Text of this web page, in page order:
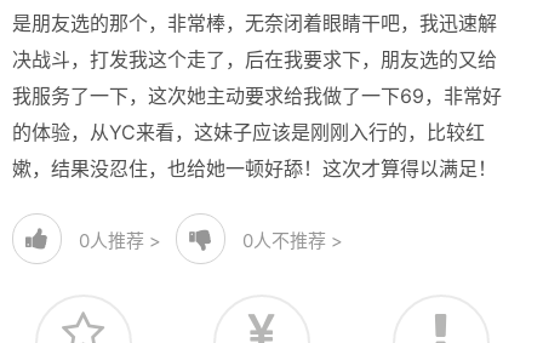
是朋友选的那个，非常棒，无奈闭着眼睛干吧，我迅速解
决战斗，打发我这个走了，后在我要求下，朋友选的又给
我服务了一下，这次她主动要求给我做了一下69，非常好
的体验，从YC来看，这妹子应该是刚刚入行的，比较红
嫰，结果没忍住，也给她一顿好舔！这次才算得以满足！
0人推荐 > 0人不推荐 >